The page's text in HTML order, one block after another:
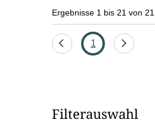
Ergebnisse 1 bis 21 von 21
Eine
Seite
1
Eine
Filterauswahl